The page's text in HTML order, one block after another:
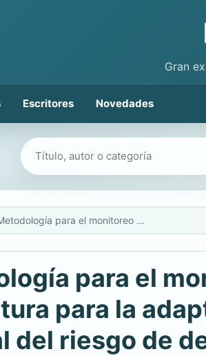
Gran
Escritores Novedades
Buscar libros
Metodología para el monitoreo y evaluación de buenas prácticas en agricultura para la adaptación al cambio climático y la gestión integral del riesgo de desastres
para el
para la
del riesgo de